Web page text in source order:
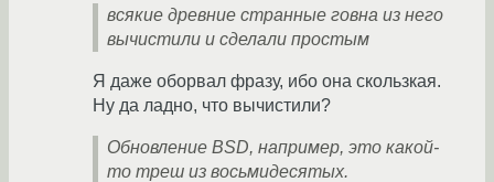
всякие древние странные говна из него
вычистили и сделали простым
Я даже оборвал фразу, ибо она скользкая.
Ну да ладно, что вычистили?
Обновление BSD, например, это какой-
то треш из восьмидесятых.